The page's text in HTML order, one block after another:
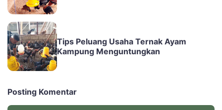
Tips Peluang Usaha Ternak Ayam
Kampung Menguntungkan
Posting Komentar